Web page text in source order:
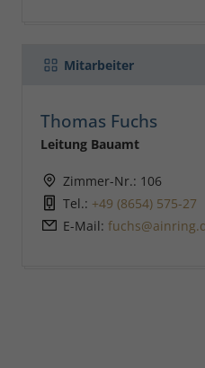
Mitarbeiter
Thomas Fuchs
Leitung Bauamt
Zimmer-Nr.: 106
Tel.: +49 (8654) 575-27
E-Mail: